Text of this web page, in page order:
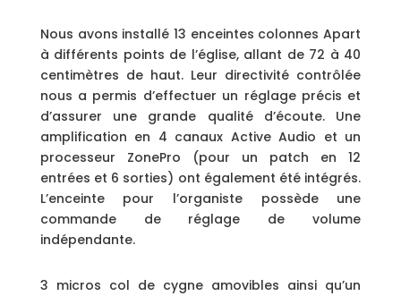
Nous avons installé 13 enceintes colonnes Apart
à différents points de l’église, allant de 72 à 40
centimètres de haut. Leur directivité contrôlée
nous a permis d’effectuer un réglage précis et
d’assurer une grande qualité d’écoute. Une
amplification en 4 canaux Active Audio et un
processeur ZonePro (pour un patch en 12
entrées et 6 sorties) ont également été intégrés.
L’enceinte pour l’organiste possède une
commande de réglage de volume
indépendante.
3 micros col de cygne amovibles ainsi qu’un